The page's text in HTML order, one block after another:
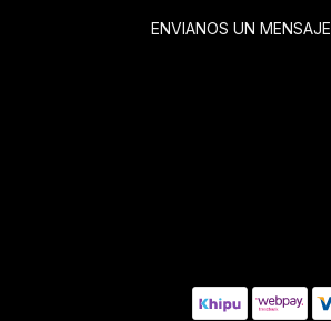
ENVIANOS UN MENSAJE